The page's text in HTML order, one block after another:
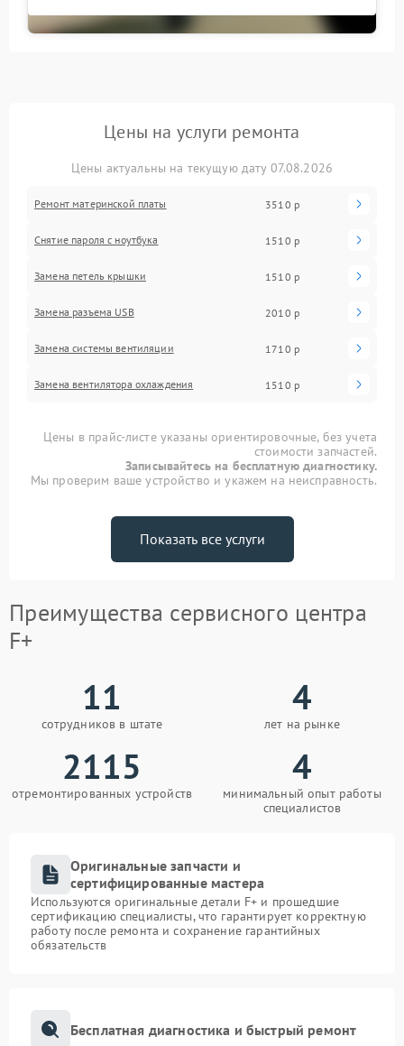
Цены на услуги ремонта
Цены актуальны на текущую дату 07.08.2026
Ремонт материнской платы 3510 р
Снятие пароля с ноутбука 1510 р
Замена петель крышки 1510 р
Замена разъема USB 2010 р
Замена системы вентиляции 1710 р
Замена вентилятора охлаждения 1510 р
Цены в прайс-листе указаны ориентировочные, без учета
стоимости запчастей.
Записывайтесь на бесплатную диагностику.
Мы проверим ваше устройство и укажем на неисправность.
Показать все услуги
Преимущества сервисного центра
F+
11
сотрудников в штате
4
лет на рынке
2115
отремонтированных устройств
4
минимальный опыт работы
специалистов
Оригинальные запчасти и
сертифицированные мастера
Используются оригинальные детали F+ и прошедшие
сертификацию специалисты, что гарантирует корректную
работу после ремонта и сохранение гарантийных
обязательств
Бесплатная диагностика и быстрый ремонт